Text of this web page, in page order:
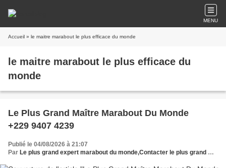
MENU
Accueil » le maitre marabout le plus efficace du monde
le maitre marabout le plus efficace du
monde
Le Plus Grand Maître Marabout Du Monde
+229 9407 4239
Publié le 04/08/2026 à 21:07
Par Le plus grand expert marabout du monde,Contacter le plus grand maître marabout,Le vrai plus grand maître marabout,Marabout africain le plus grand du monde,Meilleur marabout du monde,Le plus grand,